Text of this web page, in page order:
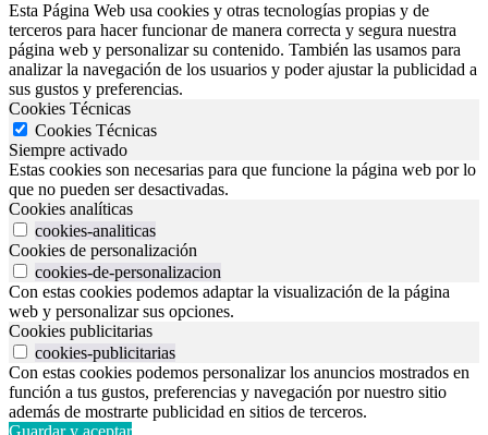
Esta Página Web usa cookies y otras tecnologías propias y de
terceros para hacer funcionar de manera correcta y segura nuestra
página web y personalizar su contenido. También las usamos para
analizar la navegación de los usuarios y poder ajustar la publicidad a
sus gustos y preferencias.
Cookies Técnicas
Cookies Técnicas
Siempre activado
Estas cookies son necesarias para que funcione la página web por lo
que no pueden ser desactivadas.
Cookies analíticas
cookies-analiticas
Cookies de personalización
cookies-de-personalizacion
Con estas cookies podemos adaptar la visualización de la página
web y personalizar sus opciones.
Cookies publicitarias
cookies-publicitarias
Con estas cookies podemos personalizar los anuncios mostrados en
función a tus gustos, preferencias y navegación por nuestro sitio
además de mostrarte publicidad en sitios de terceros.